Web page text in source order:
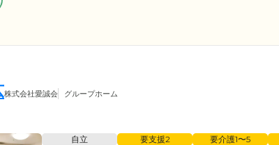
株式会社愛誠会 グループホーム
自立 要支援2 要介護1〜5